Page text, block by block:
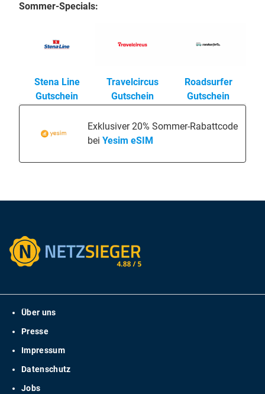
Sommer-Specials:
Stena Line
Gutschein
Travelcircus
Gutschein
Roadsurfer
Gutschein
Exklusiver 20% Sommer-Rabattcode
bei Yesim eSIM
Über uns
Presse
Impressum
Datenschutz
Jobs